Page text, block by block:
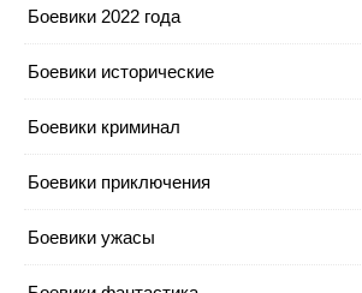
Боевики 2022 года
Боевики исторические
Боевики криминал
Боевики приключения
Боевики ужасы